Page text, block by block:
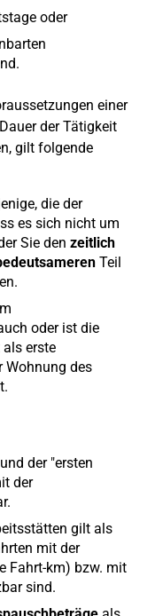
oder
einer
der Tätigkeit
gilt folgende
die der
es sich nicht um
Sie den zeitlich
Teil
oder ist die
erste
Wohnung des
der "ersten
der
gilt als
mit der
Fahrt-km) bzw. mit
sind.